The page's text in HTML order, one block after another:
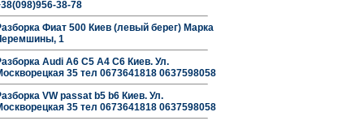
38-78
Фиат 500 Киев (левый берег) Марка
1
Audi A6 C5 A4 C6 Киев. Ул.
35 тел 0673641818 0637598058
VW passat b5 b6 Киев. Ул.
35 тел 0673641818 0637598058